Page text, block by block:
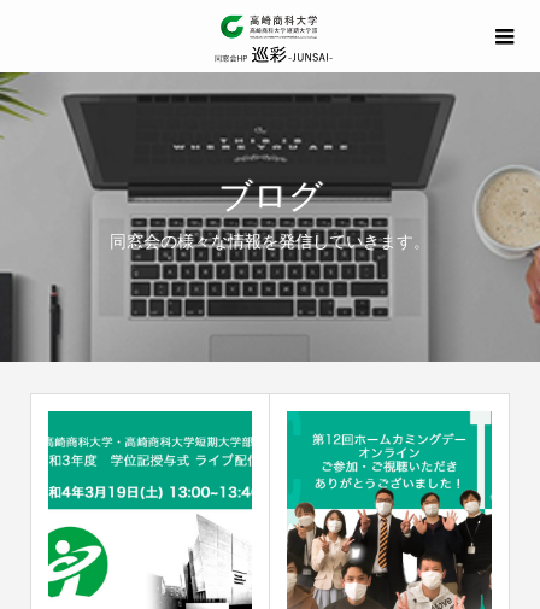
ブログ
同窓会の様々な情報を発信していきます。